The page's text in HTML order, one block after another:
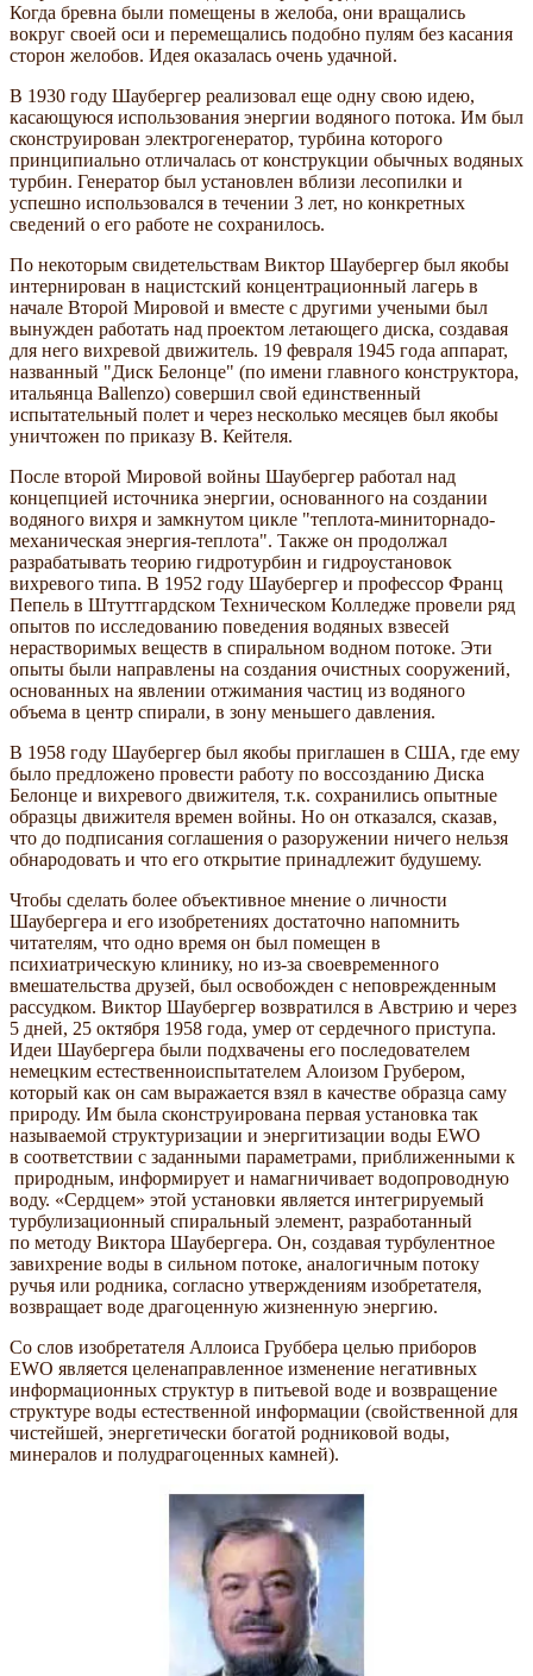
Когда бревна были помещены в желоба, они вращались
вокруг своей оси и перемещались подобно пулям без касания
сторон желобов. Идея оказалась очень удачной.
В 1930 году Шаубергер реализовал еще одну свою идею,
касающуюся использования энергии водяного потока. Им был
сконструирован электрогенератор, турбина которого
принципиально отличалась от конструкции обычных водяных
турбин. Генератор был установлен вблизи лесопилки и
успешно использовался в течении 3 лет, но конкретных
сведений о его работе не сохранилось.
По некоторым свидетельствам Виктор Шаубергер был якобы
интернирован в нацистский концентрационный лагерь в
начале Второй Мировой и вместе с другими учеными был
вынужден работать над проектом летающего диска, создавая
для него вихревой движитель. 19 февраля 1945 года аппарат,
названный "Диск Белонце" (по имени главного конструктора,
итальянца Ballenzo) совершил свой единственный
испытательный полет и через несколько месяцев был якобы
уничтожен по приказу В. Кейтеля.
После второй Мировой войны Шаубергер работал над
концепцией источника энергии, основанного на создании
водяного вихря и замкнутом цикле "теплота-миниторнадо-
механическая энергия-теплота". Также он продолжал
разрабатывать теорию гидротурбин и гидроустановок
вихревого типа. В 1952 году Шаубергер и профессор Франц
Пепель в Штуттгардском Техническом Колледже провели ряд
опытов по исследованию поведения водяных взвесей
нерастворимых веществ в спиральном водном потоке. Эти
опыты были направлены на создания очистных сооружений,
основанных на явлении отжимания частиц из водяного
объема в центр спирали, в зону меньшего давления.
В 1958 году Шаубергер был якобы приглашен в США, где ему
было предложено провести работу по воссозданию Диска
Белонце и вихревого движителя, т.к. сохранились опытные
образцы движителя времен войны. Но он отказался, сказав,
что до подписания соглашения о разоружении ничего нельзя
обнародовать и что его открытие принадлежит будушему.
Чтобы сделать более объективное мнение о личности
Шаубергера и его изобретениях достаточно напомнить
читателям, что одно время он был помещен в
психиатрическую клинику, но из-за своевременного
вмешательства друзей, был освобожден с неповрежденным
рассудком. Виктор Шаубергер возвратился в Австрию и через
5 дней, 25 октября 1958 года, умер от сердечного приступа.
Идеи Шаубергера были подхвачены его последователем
немецким естественноиспытателем Алоизом Грубером,
который как он сам выражается взял в качестве образца саму
природу. Им была сконструирована первая установка так
называемой структуризации и энергитизации воды EWO
в соответствии с заданными параметрами, приближенными к
природным, информирует и намагничивает водопроводную
воду. «Сердцем» этой установки является интегрируемый
турбулизационный спиральный элемент, разработанный
по методу Виктора Шаубергера. Он, создавая турбулентное
завихрение воды в сильном потоке, аналогичным потоку
ручья или родника, согласно утверждениям изобретателя,
возвращает воде драгоценную жизненную энергию.
Со слов изобретателя Аллоиса Груббера целью приборов
EWO является целенаправленное изменение негативных
информационных структур в питьевой воде и возвращение
структуре воды естественной информации (свойственной для
чистейшей, энергетически богатой родниковой воды,
минералов и полудрагоценных камней).